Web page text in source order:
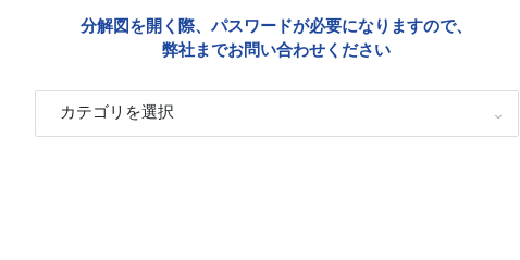
分解図を開く際、パスワードが必要になりますので、
弊社までお問い合わせください